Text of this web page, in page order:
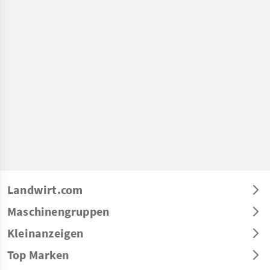
Landwirt.com
Maschinengruppen
Kleinanzeigen
Top Marken